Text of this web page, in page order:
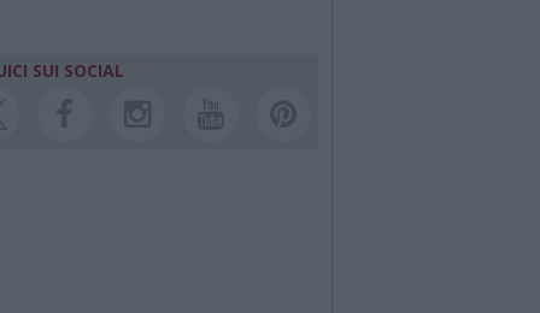
SUI SOCIAL